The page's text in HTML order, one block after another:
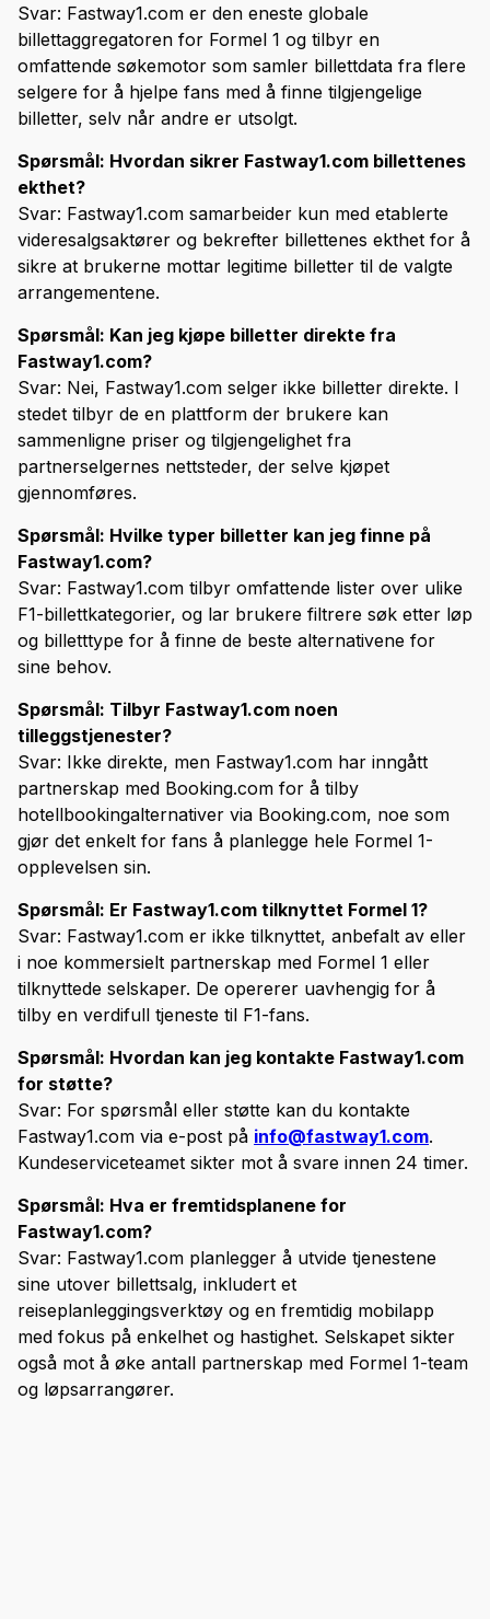
Svar: Fastway1.com er den eneste globale
billettaggregatoren for Formel 1 og tilbyr en
omfattende søkemotor som samler billettdata fra flere
selgere for å hjelpe fans med å finne tilgjengelige
billetter, selv når andre er utsolgt.
Spørsmål: Hvordan sikrer Fastway1.com billettenes
ekthet?
Svar: Fastway1.com samarbeider kun med etablerte
videresalgsaktører og bekrefter billettenes ekthet for å
sikre at brukerne mottar legitime billetter til de valgte
arrangementene.
Spørsmål: Kan jeg kjøpe billetter direkte fra
Fastway1.com?
Svar: Nei, Fastway1.com selger ikke billetter direkte. I
stedet tilbyr de en plattform der brukere kan
sammenligne priser og tilgjengelighet fra
partnerselgernes nettsteder, der selve kjøpet
gjennomføres.
Spørsmål: Hvilke typer billetter kan jeg finne på
Fastway1.com?
Svar: Fastway1.com tilbyr omfattende lister over ulike
F1-billettkategorier, og lar brukere filtrere søk etter løp
og billetttype for å finne de beste alternativene for
sine behov.
Spørsmål: Tilbyr Fastway1.com noen
tilleggstjenester?
Svar: Ikke direkte, men Fastway1.com har inngått
partnerskap med Booking.com for å tilby
hotellbookingalternativer via Booking.com, noe som
gjør det enkelt for fans å planlegge hele Formel 1-
opplevelsen sin.
Spørsmål: Er Fastway1.com tilknyttet Formel 1?
Svar: Fastway1.com er ikke tilknyttet, anbefalt av eller
i noe kommersielt partnerskap med Formel 1 eller
tilknyttede selskaper. De opererer uavhengig for å
tilby en verdifull tjeneste til F1-fans.
Spørsmål: Hvordan kan jeg kontakte Fastway1.com
for støtte?
Svar: For spørsmål eller støtte kan du kontakte
Fastway1.com via e-post på info@fastway1.com.
Kundeserviceteamet sikter mot å svare innen 24 timer.
Spørsmål: Hva er fremtidsplanene for
Fastway1.com?
Svar: Fastway1.com planlegger å utvide tjenestene
sine utover billettsalg, inkludert et
reiseplanleggingsverktøy og en fremtidig mobilapp
med fokus på enkelhet og hastighet. Selskapet sikter
også mot å øke antall partnerskap med Formel 1-team
og løpsarrangører.